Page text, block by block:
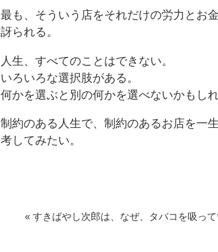
最も、そういう店をそれだけの労力とお
訝られる。
人生、すべてのことはできない。
いろいろな選択肢がある。
何かを選ぶと別の何かを選べないかもし
制約のある人生で、制約のあるお店を一
考してみたい。
« すきばやし次郎は、なぜ、タバコを吸って